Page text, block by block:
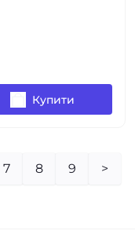
Купити
7 8 9 >